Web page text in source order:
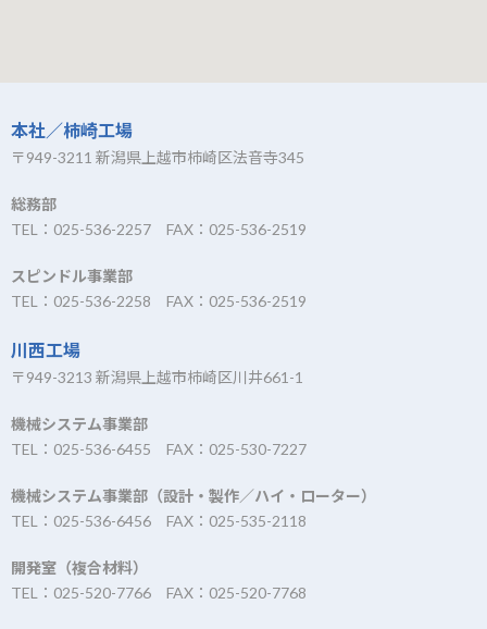
本社／柿崎工場
〒949-3211 新潟県上越市柿崎区法音寺345
総務部
TEL：025-536-2257 FAX：025-536-2519
スピンドル事業部
TEL：025-536-2258 FAX：025-536-2519
川西工場
〒949-3213 新潟県上越市柿崎区川井661-1
機械システム事業部
TEL：025-536-6455 FAX：025-530-7227
機械システム事業部（設計・製作／ハイ・ローター）
TEL：025-536-6456 FAX：025-535-2118
開発室（複合材料）
TEL：025-520-7766 FAX：025-520-7768